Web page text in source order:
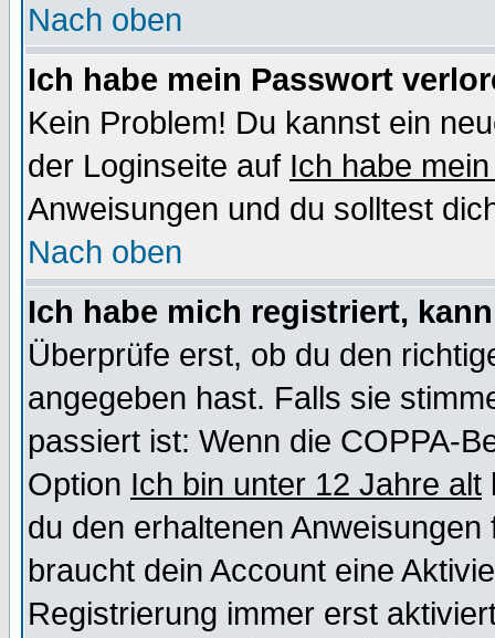
Nach oben
Ich habe mein Passwort
Kein Problem! Du kannst ein
der Loginseite auf Ich habe
Anweisungen und du solltest
Nach oben
Ich habe mich registriert,
Überprüfe erst, ob du den
angegeben hast. Falls sie
passiert ist: Wenn die COPPA-
Option Ich bin unter 12 Jahre alt
du den erhaltenen
braucht dein Account eine
Registrierung immer erst